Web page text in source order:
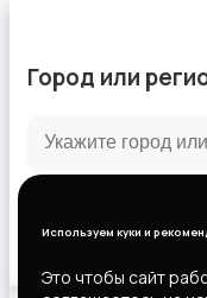
Используем куки и
Это чтобы сайт
Город или
Все города